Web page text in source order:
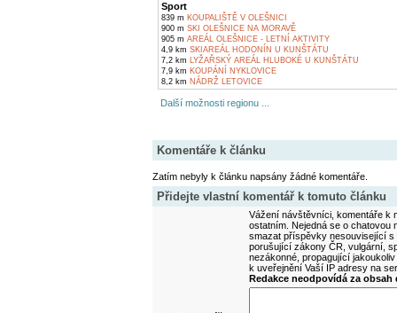
Sport
839 m KOUPALIŠTĚ V OLEŠNICI
900 m SKI OLEŠNICE NA MORAVĚ
905 m AREÁL OLEŠNICE - LETNÍ AKTIVITY
4,9 km SKIAREÁL HODONÍN U KUNŠTÁTU
7,2 km LYŽAŘSKÝ AREÁL HLUBOKÉ U KUNŠTÁTU
7,9 km KOUPÁNÍ NYKLOVICE
8,2 km NÁDRŽ LETOVICE
Další možnosti regionu ...
Komentáře k článku
Zatím nebyly k článku napsány žádné komentáře.
Přidejte vlastní komentář k tomuto článku
Vážení návštěvníci, komentáře k
ostatním. Nejedná se o
smazat příspěvky nesouvisející
porušující zákony ČR, vulgární,
nezákonné, propagující
k uveřejnění Vaší IP adresy na
Redakce neodpovídá za